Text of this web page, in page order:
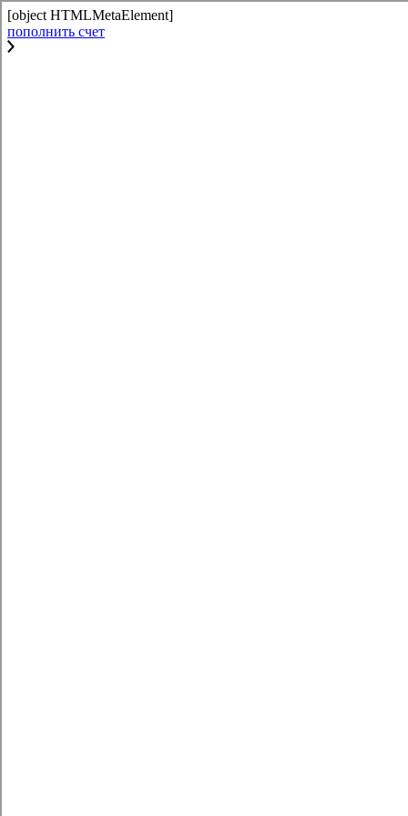
[object HTMLMetaElement]
пополнить счет